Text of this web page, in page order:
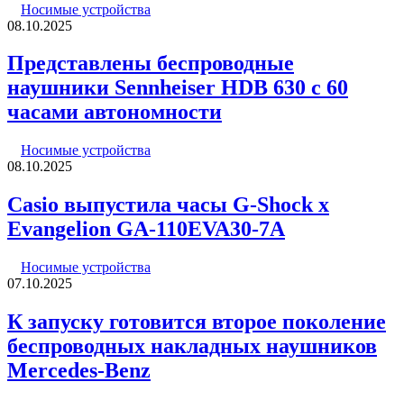
Носимые устройства
08.10.2025
Представлены беспроводные
наушники Sennheiser HDB 630 с 60
часами автономности
Носимые устройства
08.10.2025
Casio выпустила часы G-Shock x
Evangelion GA-110EVA30-7A
Носимые устройства
07.10.2025
К запуску готовится второе поколение
беспроводных накладных наушников
Mercedes-Benz